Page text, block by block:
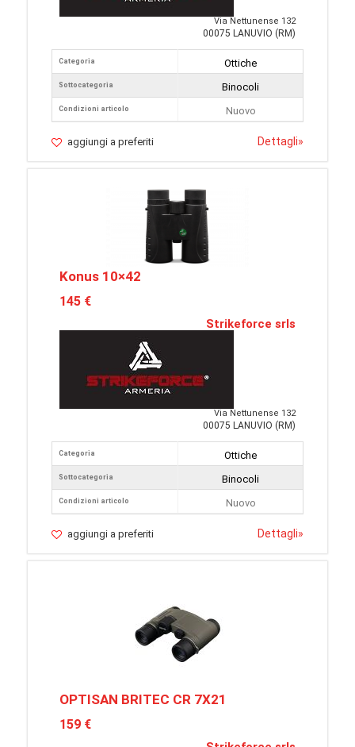
Via Nettunense 132
00075 LANUVIO (RM)
Categoria
Sottocategoria
Condizioni articolo
Ottiche
Binocoli
Nuovo
aggiungi a preferiti Dettagli»
Konus 10×42
145 €
Strikeforce srls
Via Nettunense 132
00075 LANUVIO (RM)
Categoria
Sottocategoria
Condizioni articolo
Ottiche
Binocoli
Nuovo
aggiungi a preferiti Dettagli»
OPTISAN BRITEC CR 7X21
159 €